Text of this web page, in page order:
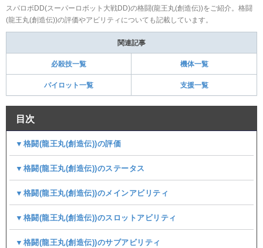
スパロボDD(スーパーロボット大戦DD)の格闘(龍王丸(創造伝))をご紹介。格闘
(龍王丸(創造伝))の評価やアビリティについても記載しています。
関連記事
必殺技一覧 機体一覧
パイロット一覧 支援一覧
目次
▼格闘(龍王丸(創造伝))の評価
▼格闘(龍王丸(創造伝))のステータス
▼格闘(龍王丸(創造伝))のメインアビリティ
▼格闘(龍王丸(創造伝))のスロットアビリティ
▼格闘(龍王丸(創造伝))のサブアビリティ